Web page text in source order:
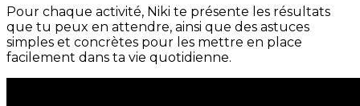
Pour chaque activité, Niki te présente les résultats
que tu peux en attendre, ainsi que des astuces
simples et concrètes pour les mettre en place
facilement dans ta vie quotidienne.